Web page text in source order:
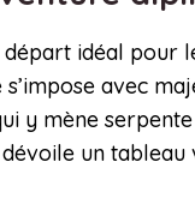
idéal pour
avec
y mène
un